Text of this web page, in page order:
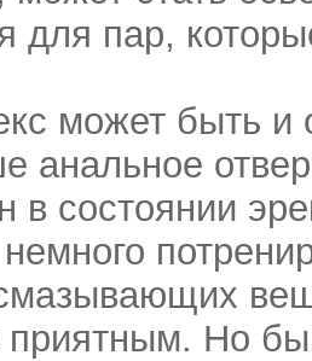
для пар,
может быть и
анальное
в состоянии
Но